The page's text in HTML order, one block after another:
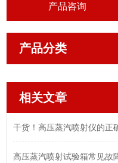
产品咨询
产品分类
相关文章
干货！高压蒸汽喷射仪的正
高压蒸汽喷射试验箱常见故